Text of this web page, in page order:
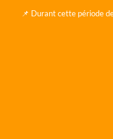
📌 Durant cette période